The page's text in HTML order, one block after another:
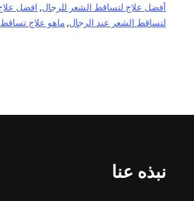
أفضل علاج لتساقط الشعر للرجال, افضل
لتساقط الشعر عند الرجال, ماهو علاج
نبذه عنا